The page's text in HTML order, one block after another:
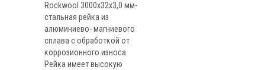
Rockwool 3000х32х3,0 мм-
стальная рейка из
алюминиево- магниевого
сплава с обработкой от
коррозионного износа.
Рейка имеет высокую